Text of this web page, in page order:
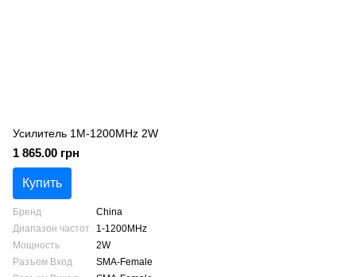
Усилитель 1M-1200MHz 2W
1 865.00 грн
Купить
Бренд
China
Диапазон частот
1-1200MHz
Мощность
2W
Разъем Вход
SMA-Female